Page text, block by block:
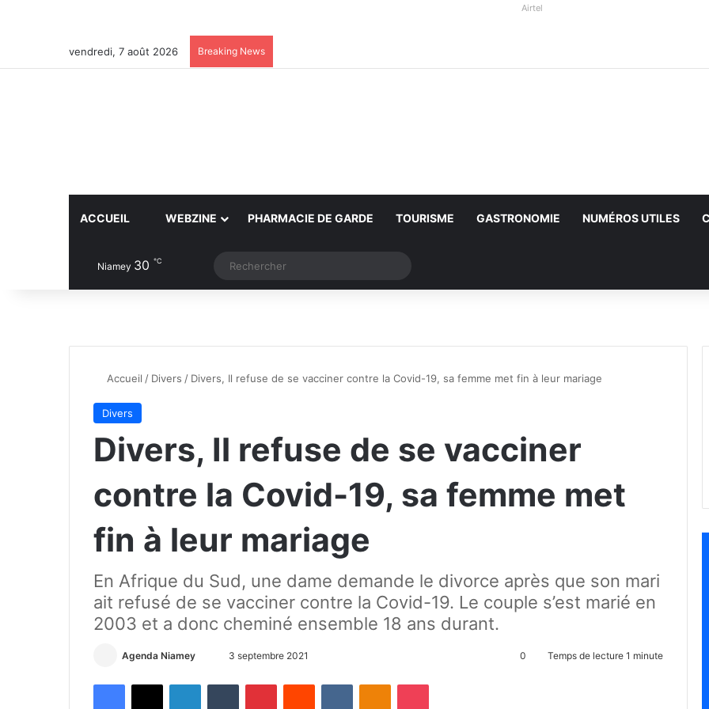
Airtel
vendredi, 7 août 2026 Breaking News
ACCUEIL WEBZINE PHARMACIE DE GARDE TOURISME GASTRONOMIE NUMÉROS UTILES
Niamey 30 ℃ Article Aléatoire
Switch skin
Accueil / Divers / Divers, Il refuse de se vacciner contre la Covid-19, sa femme met fin à leur mariage
Divers
Divers, Il refuse de se vacciner
contre la Covid-19, sa femme met
fin à leur mariage
En Afrique du Sud, une dame demande le divorce après que son mari
ait refusé de se vacciner contre la Covid-19. Le couple s’est marié en
2003 et a donc cheminé ensemble 18 ans durant.
Agenda Niamey 3 septembre 2021 0 Temps de lecture 1 minute